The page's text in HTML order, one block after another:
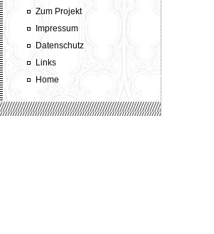
Zum Projekt
Impressum
Datenschutz
Links
Home